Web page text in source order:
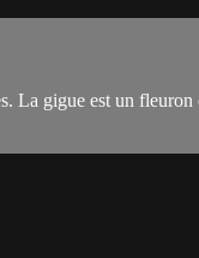
La gigue est un